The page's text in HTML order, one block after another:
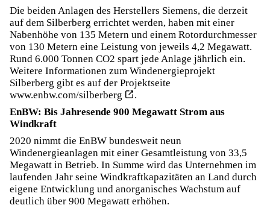
Die beiden Anlagen des Herstellers Siemens, die derzeit
auf dem Silberberg errichtet werden, haben mit einer
Nabenhöhe von 135 Metern und einem Rotordurchmesser
von 130 Metern eine Leistung von jeweils 4,2 Megawatt.
Rund 6.000 Tonnen CO2 spart jede Anlage jährlich ein.
Weitere Informationen zum Windenergieprojekt
Silberberg gibt es auf der Projektseite
www.enbw.com/silberberg
.
EnBW: Bis Jahresende 900 Megawatt Strom aus
Windkraft
2020 nimmt die EnBW bundesweit neun
Windenergieanlagen mit einer Gesamtleistung von 33,5
Megawatt in Betrieb. In Summe wird das Unternehmen im
laufenden Jahr seine Windkraftkapazitäten an Land durch
eigene Entwicklung und anorganisches Wachstum auf
deutlich über 900 Megawatt erhöhen.